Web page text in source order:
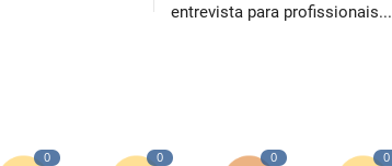
entrevista para profissionais...
0 0 0 0